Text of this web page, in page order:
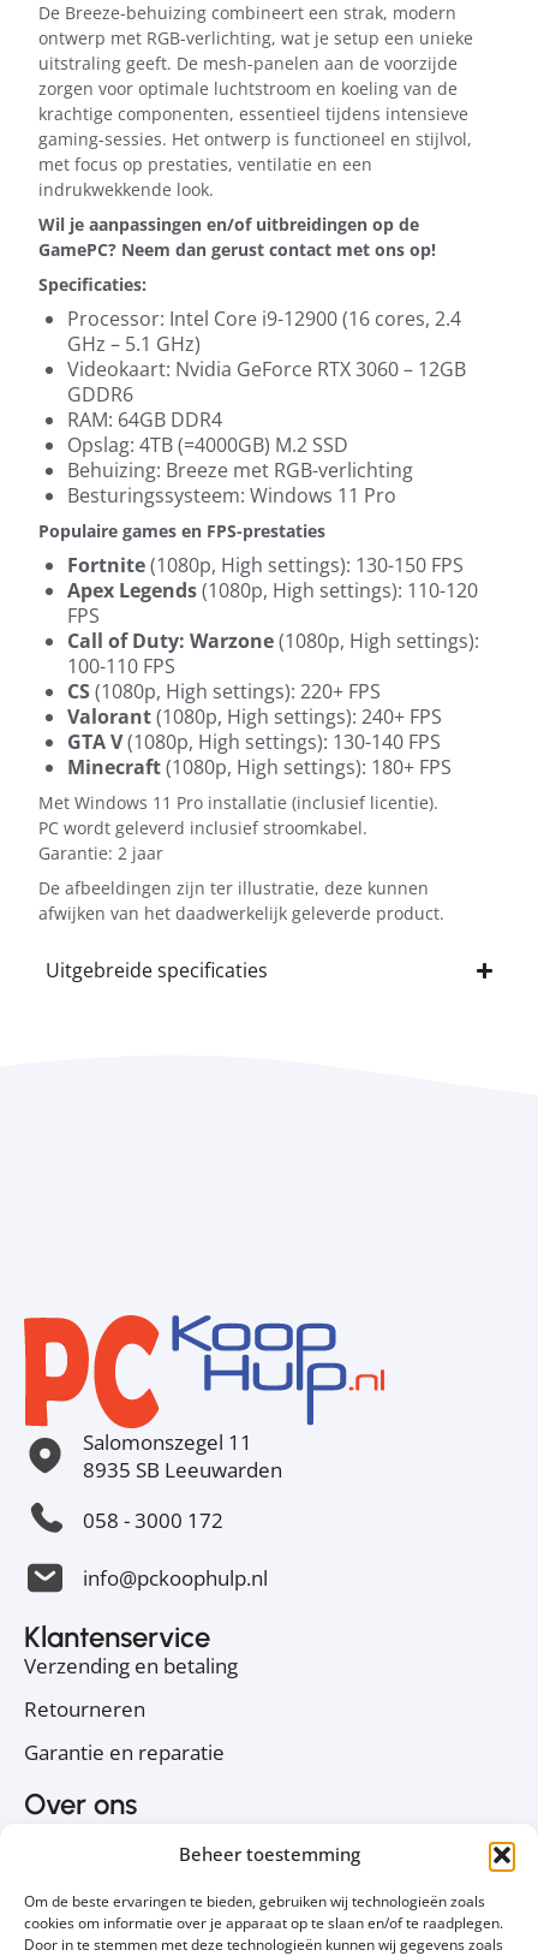
Beheer toestemming
Om de beste ervaringen te bieden, gebruiken wij technologieën zoals
cookies om informatie over je apparaat op te slaan en/of te raadplegen.
Door in te stemmen met deze technologieën kunnen wij gegevens zoals
De Breeze-behuizing combineert een strak, modern
ontwerp met RGB-verlichting, wat je setup een unieke
uitstraling geeft. De mesh-panelen aan de voorzijde
zorgen voor optimale luchtstroom en koeling van de
krachtige componenten, essentieel tijdens intensieve
gaming-sessies. Het ontwerp is functioneel en stijlvol,
met focus op prestaties, ventilatie en een
indrukwekkende look.
Wil je aanpassingen en/of uitbreidingen op de
GamePC? Neem dan gerust contact met ons op!
Specificaties:
Processor: Intel Core i9-12900 (16 cores, 2.4
GHz – 5.1 GHz)
Videokaart: Nvidia GeForce RTX 3060 – 12GB
GDDR6
RAM: 64GB DDR4
Opslag: 4TB (=4000GB) M.2 SSD
Behuizing: Breeze met RGB-verlichting
Besturingssysteem: Windows 11 Pro
Populaire games en FPS-prestaties
Fortnite(1080p, High settings): 130-150 FPS
Apex Legends(1080p, High settings): 110-120
FPS
Call of Duty: Warzone(1080p, High settings):
100-110 FPS
CS(1080p, High settings): 220+ FPS
Valorant(1080p, High settings): 240+ FPS
GTA V(1080p, High settings): 130-140 FPS
Minecraft(1080p, High settings): 180+ FPS
Met Windows 11 Pro installatie (inclusief licentie).
PC wordt geleverd inclusief stroomkabel.
Garantie: 2 jaar
De afbeeldingen zijn ter illustratie, deze kunnen
afwijken van het daadwerkelijk geleverde product.
Uitgebreide specificaties
Salomonszegel 11
8935 SB Leeuwarden
058 - 3000 172
info@pckoophulp.nl
Klantenservice
Verzending en betaling
Retourneren
Garantie en reparatie
Over ons
Cookiebeleid